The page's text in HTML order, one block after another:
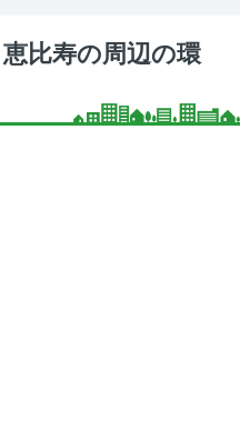
比寿の周辺の環